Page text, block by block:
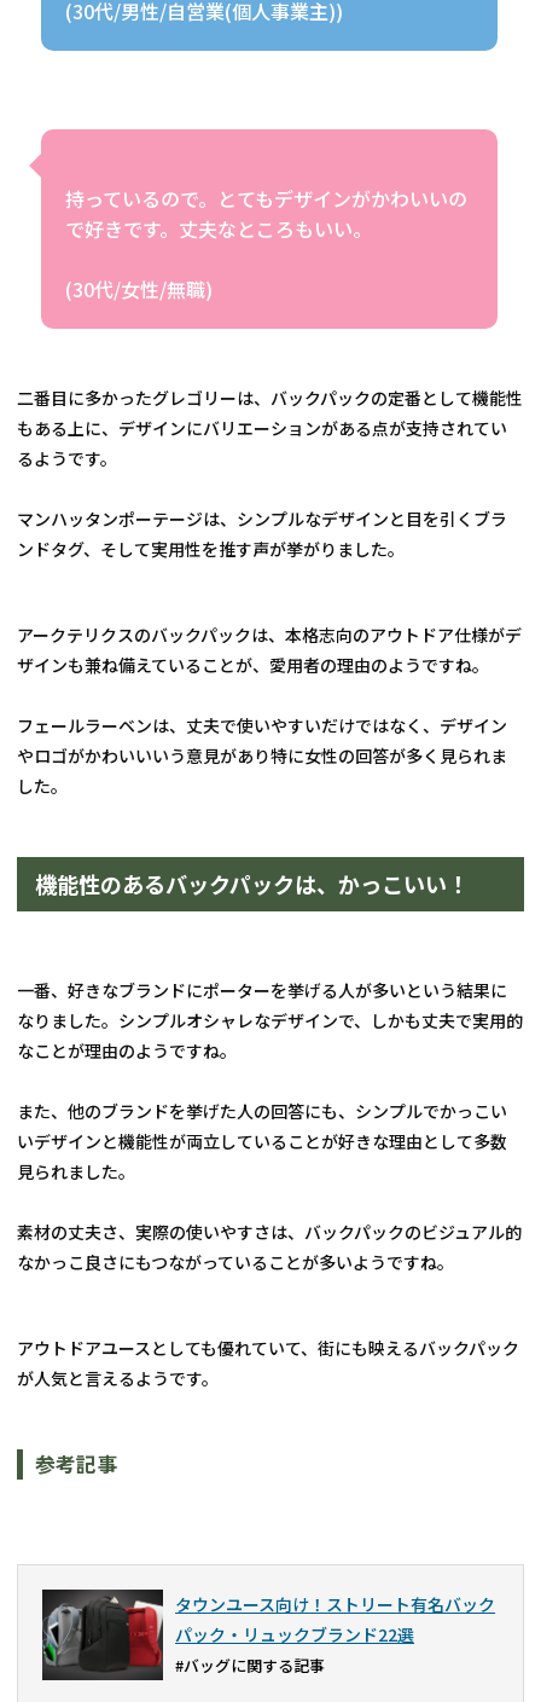
持っているので。とてもデザインがかわいいの
で好きです。丈夫なところもいい。
二番目に多かったグレゴリーは、バックパックの定番として機能性
もある上に、デザインにバリエーションがある点が支持されてい
るようです。
マンハッタンポーテージは、シンプルなデザインと目を引くブラ
ンドタグ、そして実用性を推す声が挙がりました。
アークテリクスのバックパックは、本格志向のアウトドア仕様がデ
ザインも兼ね備えていることが、愛用者の理由のようですね。
フェールラーベンは、丈夫で使いやすいだけではなく、デザイン
やロゴがかわいいいう意見があり特に女性の回答が多く見られま
した。
機能性のあるバックパックは、かっこいい！
一番、好きなブランドにポーターを挙げる人が多いという結果に
なりました。シンプルオシャレなデザインで、しかも丈夫で実用的
なことが理由のようですね。
また、他のブランドを挙げた人の回答にも、シンプルでかっこい
いデザインと機能性が両立していることが好きな理由として多数
見られました。
素材の丈夫さ、実際の使いやすさは、バックパックのビジュアル的
なかっこ良さにもつながっていることが多いようですね。
アウトドアユースとしても優れていて、街にも映えるバックパック
が人気と言えるようです。
参考記事
タウンユース向け！ストリート有名バック
パック・リュックブランド22選
#バッグに関する記事